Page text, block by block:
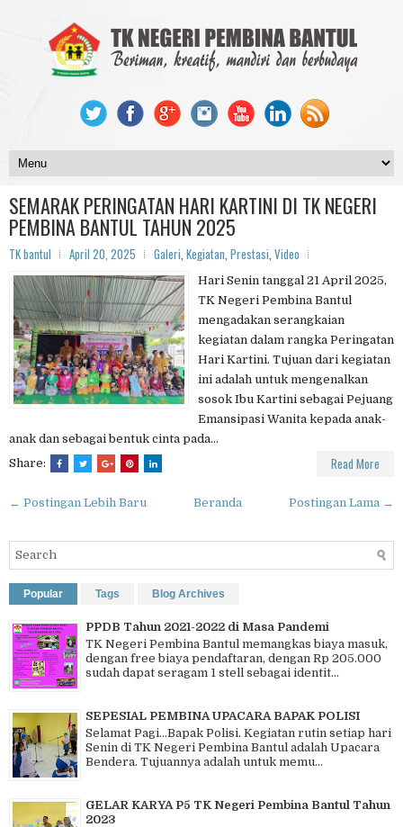
SEMARAK PERINGATAN HARI KARTINI DI TK NEGERI
PEMBINA BANTUL TAHUN 2025
TK bantul April 20, 2025 Galeri, Kegiatan, Prestasi, Video
Hari Senin tanggal 21 April 2025,
TK Negeri Pembina Bantul
mengadakan serangkaian
kegiatan dalam rangka Peringatan
Hari Kartini. Tujuan dari kegiatan
ini adalah untuk mengenalkan
sosok Ibu Kartini sebagai Pejuang
Emansipasi Wanita kepada anak-
anak dan sebagai bentuk cinta pada...
Share:
Read More
← Postingan Lebih Baru Postingan Lama →
Beranda
Popular Tags Blog Archives
PPDB Tahun 2021-2022 di Masa Pandemi
TK Negeri Pembina Bantul memangkas biaya masuk,
dengan free biaya pendaftaran, dengan Rp 205.000
sudah dapat seragam 1 stell sebagai identit...
SEPESIAL PEMBINA UPACARA BAPAK POLISI
Selamat Pagi…Bapak Polisi. Kegiatan rutin setiap hari
Senin di TK Negeri Pembina Bantul adalah Upacara
Bendera. Tujuannya adalah untuk memu...
GELAR KARYA P5 TK Negeri Pembina Bantul Tahun
2023